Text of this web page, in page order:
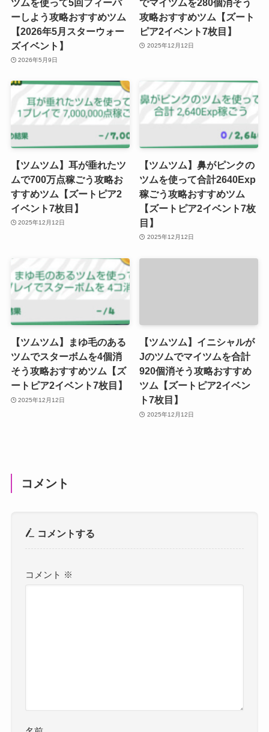
【2026年5月スターウォー
ズイベント】
2026年5月9日
ピア2イベント7枚目】
2025年12月12日
【ツムツム】耳が垂れたツ
ムで700万点稼ごう攻略お
すすめツム【ズートピア2
イベント7枚目】
2025年12月12日
【ツムツム】鼻がピンクの
ツムを使って合計2640Exp
稼ごう攻略おすすめツム
【ズートピア2イベント7枚
目】
2025年12月12日
【ツムツム】まゆ毛のある
ツムでスターボムを4個消
そう攻略おすすめツム【ズ
ートピア2イベント7枚目】
2025年12月12日
Jのツムでマイツムを合計
920個消そう攻略おすすめ
ツム【ズートピア2イベン
ト7枚目】
2025年12月12日
名前